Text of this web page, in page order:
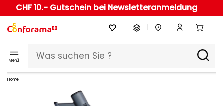
CHF 10.- Gutschein bei Newsletteranmeldung
Menü
Home